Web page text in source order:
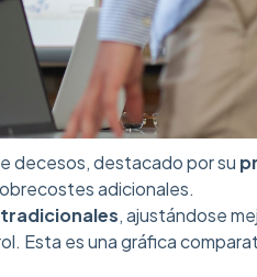
decesos, destacado por su
adicionales.
, ajustándose
Esta es una gráfica